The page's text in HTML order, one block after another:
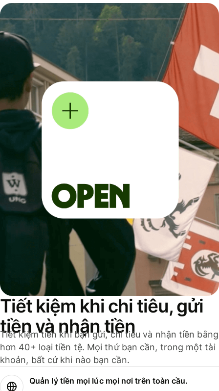
Tiết kiệm khi chi tiêu, gửi
tiền và nhận tiền
Tiết kiệm tiền khi bạn gửi, chi tiêu và nhận tiền bằng
hơn 40+ loại tiền tệ. Mọi thứ bạn cần, trong một tài
khoản, bất cứ khi nào bạn cần.
Quản lý tiền mọi lúc mọi nơi trên toàn cầu.